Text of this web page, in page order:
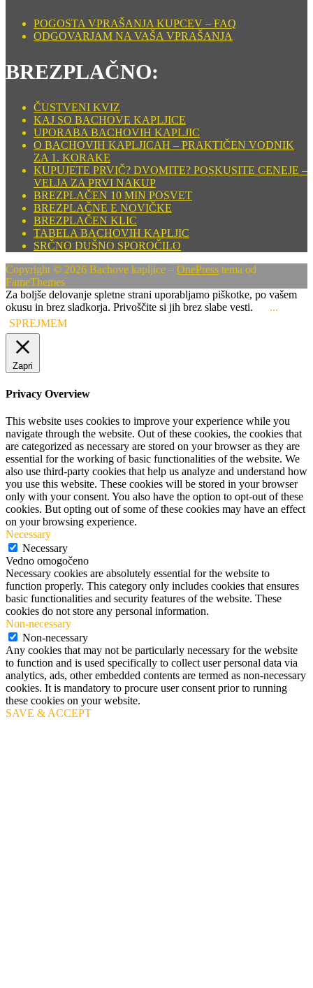
POGOSTA VPRAŠANJA KUPCEV – FAQ
ODGOVARJAM NA VAŠA VPRAŠANJA
BREZPLAČNO:
ČUSTVENI KVIZ
KAJ SO BACHOVE KAPLJICE
UPORABA BACHOVIH KAPLJIC
O BACHOVIH KAPLJICAH – PRAKTIČEN VODNIK
ZA 1. KORAKE
KUPUJETE PRVIČ? DVOMITE? POSKUSITE CENEJE –
VELJA ZA PRVI NAKUP
BREZPLAČEN 10 MIN POSVET
BREZPLAČNE E NOVIČKE
BREZPLAČEN KLIC
TABELA BACHOVIH KAPLJIC
SRČNO DUŠNO SPOROČILO
Copyright © 2026 Bachove kapljice – OnePress tema od
FameThemes
Za boljše delovanje spletne strani uporabljamo piškotke, po vašem
okusu in brez sladkorja. Privoščite si jih brez slabe vesti.
...
SPREJMEM
Zapri
Privacy Overview
This website uses cookies to improve your experience while you
navigate through the website. Out of these cookies, the cookies that
are categorized as necessary are stored on your browser as they are
essential for the working of basic functionalities of the website. We
also use third-party cookies that help us analyze and understand how
you use this website. These cookies will be stored in your browser
only with your consent. You also have the option to opt-out of these
cookies. But opting out of some of these cookies may have an effect
on your browsing experience.
Necessary
Necessary
Vedno omogočeno
Necessary cookies are absolutely essential for the website to
function properly. This category only includes cookies that ensures
basic functionalities and security features of the website. These
cookies do not store any personal information.
Non-necessary
Non-necessary
Any cookies that may not be particularly necessary for the website
to function and is used specifically to collect user personal data via
analytics, ads, other embedded contents are termed as non-necessary
cookies. It is mandatory to procure user consent prior to running
these cookies on your website.
SAVE & ACCEPT